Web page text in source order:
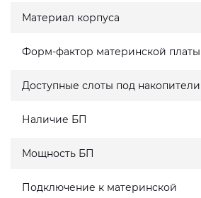
Материал корпуса
Форм-фактор материнской платы
Доступные слоты под накопители
Наличие БП
Мощность БП
Подключение к материнской